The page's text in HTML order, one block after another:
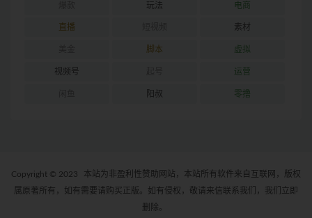
玩法 电商
直播 素材
脚本 虚拟
视频号 运营
阳叔 零撸
Copyright © 2023
本站为非盈利性赞助网站，本站所有软件来自互联网，版权
属原著所有，如有需要请购买正版。如有侵权，敬请来信联系我们，我们立即
删除。